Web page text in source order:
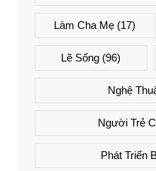
Làm Cha Mẹ (17)
Lẽ Sống (96)
Nghệ
Người Trẻ
Phát Triển